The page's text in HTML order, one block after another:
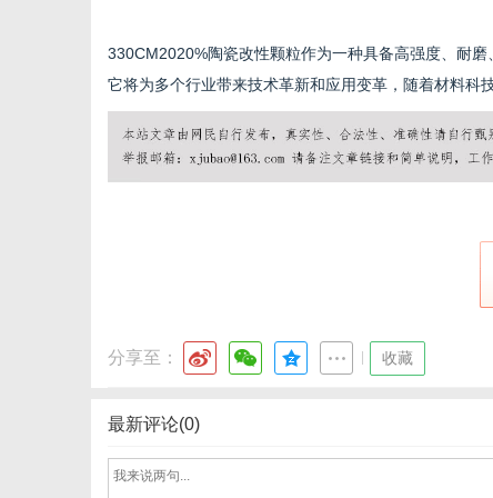
330CM2020%陶瓷改性颗粒作为一种具备高强度、耐
它将为多个行业带来技术革新和应用变革，随着材料科
分享至： 收藏
最新评论(0)